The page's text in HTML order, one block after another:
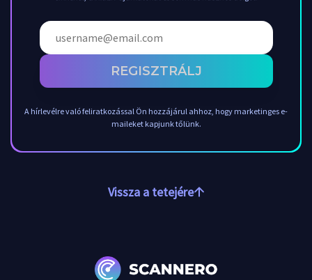
REGISZTRÁLJ
A hírlevélre való feliratkozással Ön hozzájárul ahhoz, hogy marketinges e-
maileket kapjunk tőlünk.
Vissza a tetejére